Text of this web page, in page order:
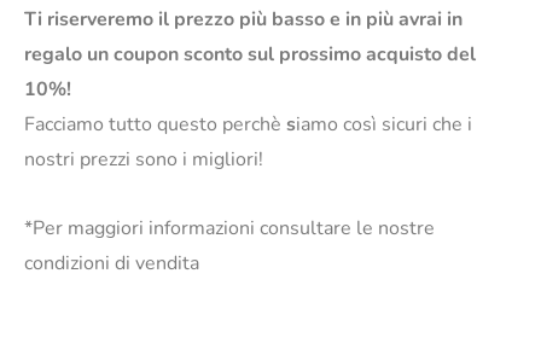
Ti riserveremo il prezzo più basso e in più avrai in
regalo un coupon sconto sul prossimo acquisto del
10%!
Facciamo tutto questo perchè siamo così sicuri che i
nostri prezzi sono i migliori!
*Per maggiori informazioni consultare le nostre
condizioni di vendita